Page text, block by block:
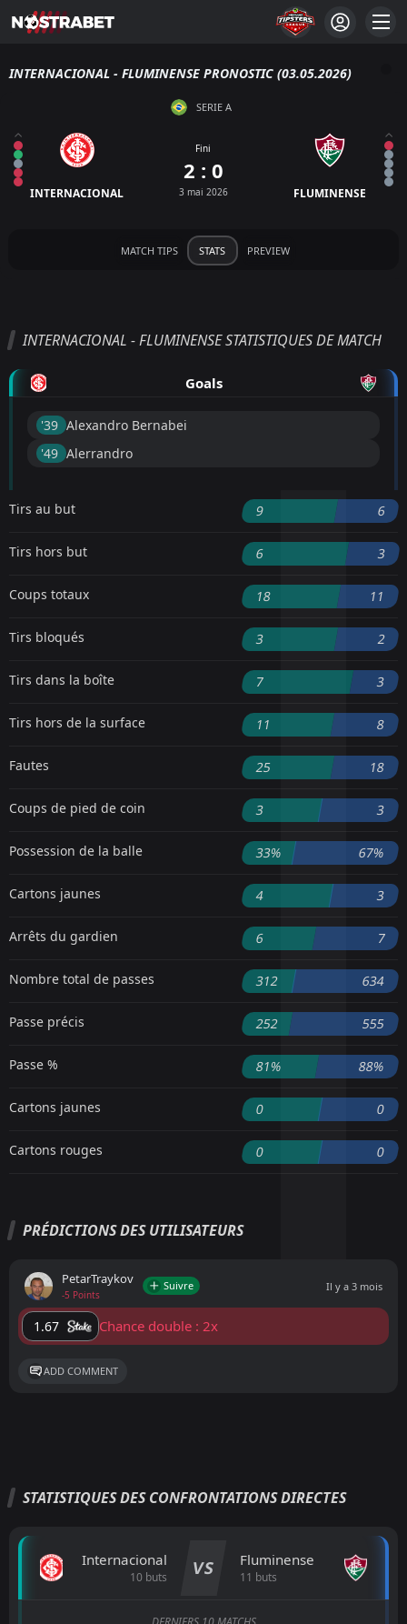
INTERNACIONAL - FLUMINENSE PRONOSTIC (03.05.2026)
SERIE A
INTERNACIONAL
Fini
2 : 0
3 mai 2026 FLUMINENSE
MATCH TIPS STATS PREVIEW
INTERNACIONAL - FLUMINENSE STATISTIQUES DE MATCH
Goals
'39 ︎ Alexandro Bernabei
'49 ︎ Alerrandro
Tirs au but 9 6
Tirs hors but 6 3
Coups totaux 18 11
Tirs bloqués 3 2
Tirs dans la boîte 7 3
Tirs hors de la surface 11 8
Fautes 25 18
Coups de pied de coin 3 3
Possession de la balle 33% 67%
Cartons jaunes 4 3
Arrêts du gardien 6 7
Nombre total de passes 312 634
Passe précis 252 555
Passe % 81% 88%
Cartons jaunes 0 0
Cartons rouges 0 0
PRÉDICTIONS DES UTILISATEURS
PetarTraykov
-5 Points
Suivre Il y a 3 mois
1.67 Chance double : 2x
ADD COMMENT
STATISTIQUES DES CONFRONTATIONS DIRECTES
Internacional
10 buts VS Fluminense
11 buts